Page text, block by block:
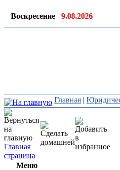
Воскресение 9.08.2026
Главная |
Главная
страница
Меню